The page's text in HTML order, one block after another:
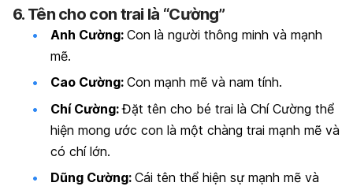
6. Tên cho con trai là “Cường”
Anh Cường: Con là người thông minh và mạnh
mẽ.
Cao Cường: Con mạnh mẽ và nam tính.
Chí Cường:Đặt tên cho bé trai là Chí Cường thể
hiện mong ước con là một chàng trai mạnh mẽ và
có chí lớn.
Dũng Cường: Cái tên thể hiện sự mạnh mẽ và